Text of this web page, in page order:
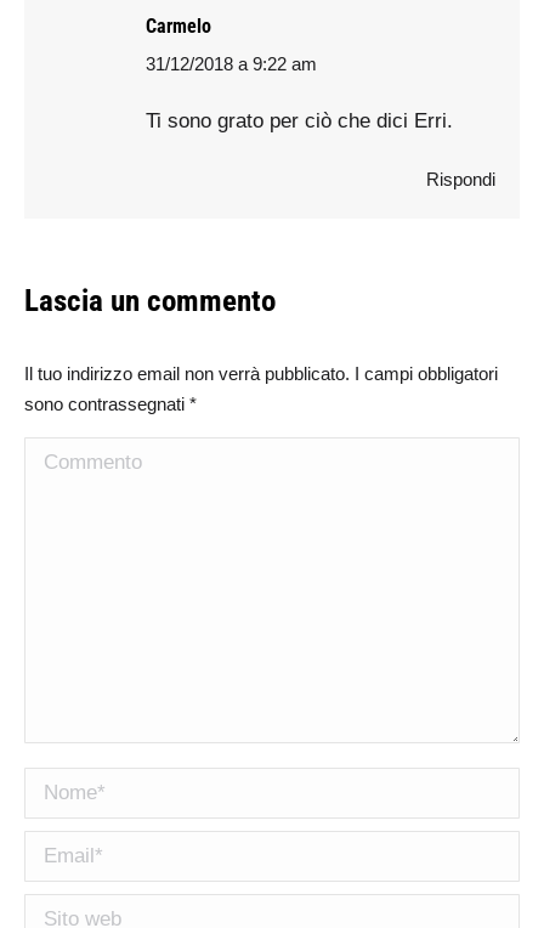
Carmelo
says:
31/12/2018 a 9:22 am
Ti sono grato per ciò che dici Erri.
Rispondi
Lascia un commento
Il tuo indirizzo email non verrà pubblicato. I campi obbligatori
sono contrassegnati *
Commento
Nome *
Email *
Sito web